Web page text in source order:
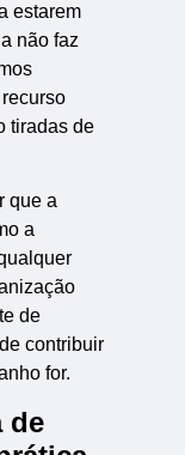
estarem
não faz
tiradas de
que a
a
de
contribuir
for.
de